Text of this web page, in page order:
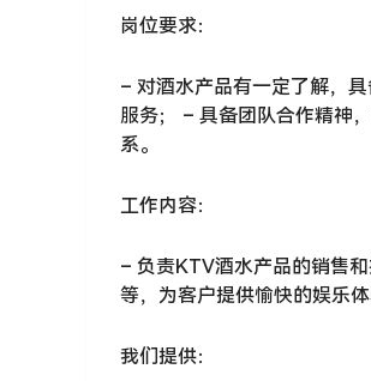
岗位要求：
– 对酒水产品有一定了解，
服务； – 具备团队合作精神
系。
工作内容：
– 负责KTV酒水产品的销售
等，为客户提供愉快的娱乐
我们提供：